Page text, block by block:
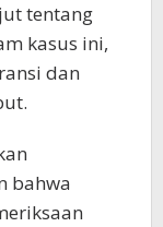
tentang
kasus ini,
dan
bahwa